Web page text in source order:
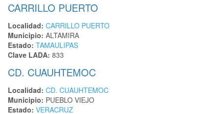
CARRILLO PUERTO
Localidad: CARRILLO PUERTO
Municipio: ALTAMIRA
Estado: TAMAULIPAS
Clave LADA: 833
CD. CUAUHTEMOC
Localidad: CD. CUAUHTEMOC
Municipio: PUEBLO VIEJO
Estado: VERACRUZ